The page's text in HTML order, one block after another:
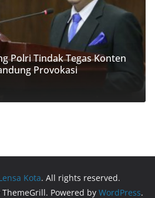
Polri Tindak Tegas Konten
Provokasi
Kota. All rights reserved.
ThemeGrill. Powered by WordPress.